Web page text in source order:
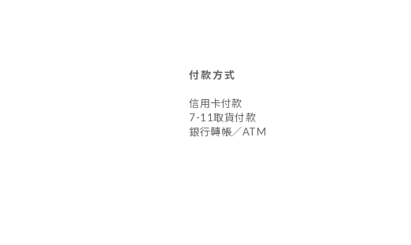
付款方式
信用卡付款
7-11取貨付款
銀行轉帳／ATM